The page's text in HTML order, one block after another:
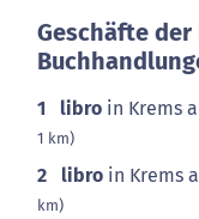
Geschäfte
1 libro in Krems
1 km)
2 libro in Krems
km)